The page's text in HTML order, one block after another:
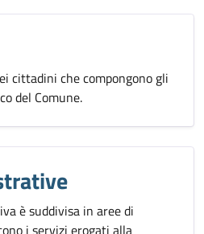
cittadini che compongono gli
del Comune.
è suddivisa in aree di
i servizi erogati alla